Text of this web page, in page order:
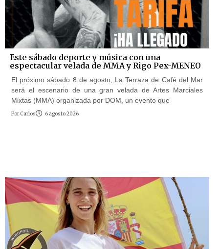
Este sábado deporte y música con una
espectacular velada de MMA y Rigo Pex-MENEO
El próximo sábado 8 de agosto, La Terraza de Café del Mar
será el escenario de una gran velada de Artes Marciales
Mixtas (MMA) organizada por DOM, un evento que
Por Carlos 6 agosto 2026